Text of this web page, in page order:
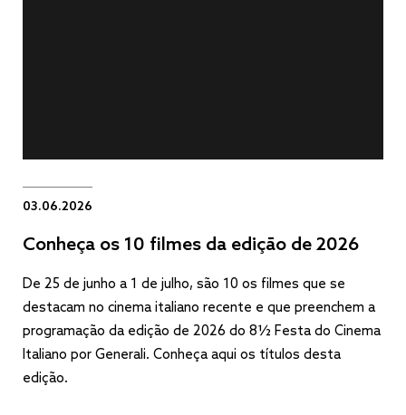
03.06.2026
Conheça os 10 filmes da edição de 2026
De 25 de junho a 1 de julho, são 10 os filmes que se
destacam no cinema italiano recente e que preenchem a
programação da edição de 2026 do 8½ Festa do Cinema
Italiano por Generali. Conheça aqui os títulos desta
edição.